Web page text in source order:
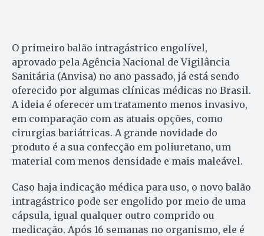
O primeiro balão intragástrico engolível,
aprovado pela Agência Nacional de Vigilância
Sanitária (Anvisa) no ano passado, já está sendo
oferecido por algumas clínicas médicas no Brasil.
A ideia é oferecer um tratamento menos invasivo,
em comparação com as atuais opções, como
cirurgias bariátricas. A grande novidade do
produto é a sua confecção em poliuretano, um
material com menos densidade e mais maleável.
Caso haja indicação médica para uso, o novo balão
intragástrico pode ser engolido por meio de uma
cápsula, igual qualquer outro comprido ou
medicação. Após 16 semanas no organismo, ele é